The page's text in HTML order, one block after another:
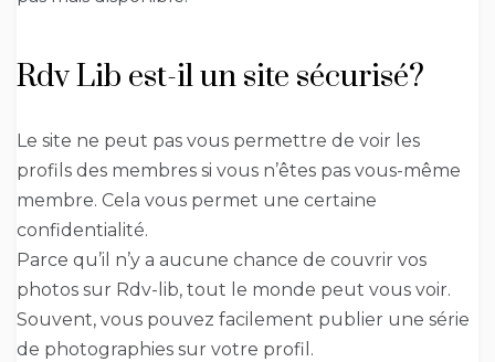
Rdv Lib est-il un site sécurisé?
Le site ne peut pas vous permettre de voir les
profils des membres si vous n’êtes pas vous-même
membre. Cela vous permet une certaine
confidentialité.
Parce qu’il n’y a aucune chance de couvrir vos
photos sur Rdv-lib, tout le monde peut vous voir.
Souvent, vous pouvez facilement publier une série
de photographies sur votre profil.